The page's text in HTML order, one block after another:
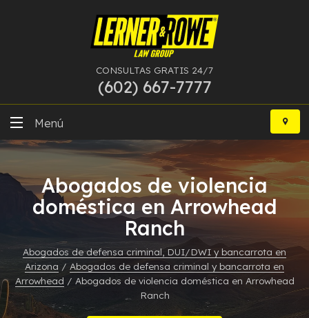
CONSULTAS GRATIS 24/7
(602) 667-7777
Ir
contenido
Menú
Delitos Graves
Más Especialidades
Recursos
Abogados de violencia
doméstica en Arrowhead
Ranch
Abogados de defensa criminal, DUI/DWI y bancarrota en
Arizona / Abogados de defensa criminal y bancarrota en
Arrowhead / Abogados de violencia doméstica en Arrowhead
Ranch